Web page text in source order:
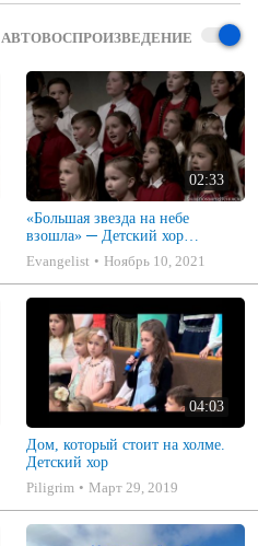
АВТОВОСПРОИЗВЕДЕНИЕ
02:33
«Большая звезда на небе
взошла» ─ Детский хор
«Радость»
Evangelist Ноябрь 10, 2021
04:03
Дом, который стоит на холме.
Детский хор
Piligrim
Март 29, 2019